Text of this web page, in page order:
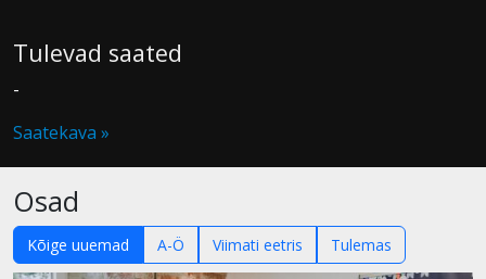
Tulevad saated
-
Saatekava »
Osad
Kõige uuemad A-Ö Viimati eetris Tulemas